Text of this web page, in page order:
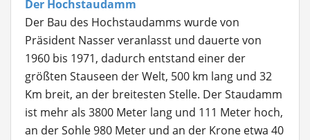
Der Hochstaudamm
Der Bau des Hochstaudamms wurde von
Präsident Nasser veranlasst und dauerte von
1960 bis 1971, dadurch entstand einer der
größten Stauseen der Welt, 500 km lang und 32
Km breit, an der breitesten Stelle. Der Staudamm
ist mehr als 3800 Meter lang und 111 Meter hoch,
an der Sohle 980 Meter und an der Krone etwa 40